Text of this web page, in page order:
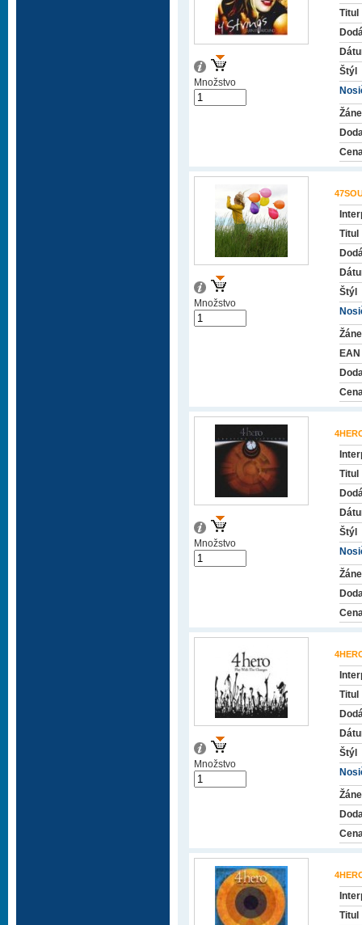
Titul
Štýl
Množstvo
Titul
Štýl
EAN
Množstvo
Titul
Štýl
Množstvo
Titul
Štýl
Množstvo
Titul